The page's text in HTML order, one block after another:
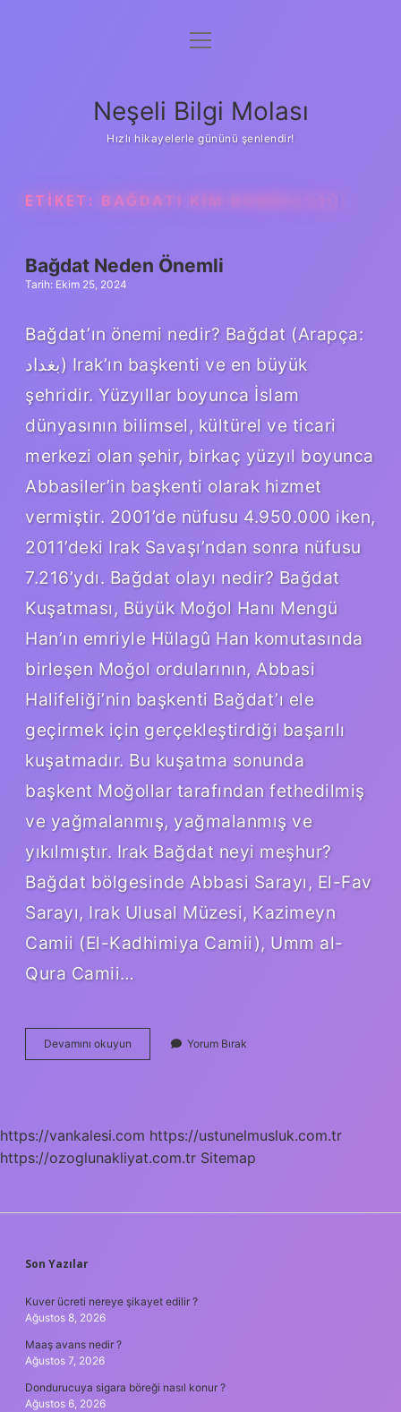
Anasayfa
Yasal Uyarı
menüyü
Neşeli Bilgi Molası
Hızlı hikayelerle gününü şenlendir!
ETIKET: BAĞDATI KIM BOMBALADI
Bağdat Neden Önemli
Tarih: Ekim 25, 2024
Bağdat’ın önemi nedir? Bağdat (Arapça:
بغداد‎) Irak’ın başkenti ve en büyük
şehridir. Yüzyıllar boyunca İslam
dünyasının bilimsel, kültürel ve ticari
merkezi olan şehir, birkaç yüzyıl boyunca
Abbasiler’in başkenti olarak hizmet
vermiştir. 2001’de nüfusu 4.950.000 iken,
2011’deki Irak Savaşı’ndan sonra nüfusu
7.216’ydı. Bağdat olayı nedir? Bağdat
Kuşatması, Büyük Moğol Hanı Mengü
Han’ın emriyle Hülagû Han komutasında
birleşen Moğol ordularının, Abbasi
Halifeliği’nin başkenti Bağdat’ı ele
geçirmek için gerçekleştirdiği başarılı
kuşatmadır. Bu kuşatma sonunda
başkent Moğollar tarafından fethedilmiş
ve yağmalanmış, yağmalanmış ve
yıkılmıştır. Irak Bağdat neyi meşhur?
Bağdat bölgesinde Abbasi Sarayı, El-Fav
Sarayı, Irak Ulusal Müzesi, Kazimeyn
Camii (El-Kadhimiya Camii), Umm al-
Qura Camii…
Devamını okuyun
Neden
Yorum Bırak
https://vankalesi.com https://ustunelmusluk.com.tr
https://ozoglunakliyat.com.tr Sitemap
SIDEBAR
Son Yazılar
Kuver ücreti nereye şikayet edilir ?
Ağustos 8, 2026
Maaş avans nedir ?
Ağustos 7, 2026
Dondurucuya sigara böreği nasıl konur ?
Ağustos 6, 2026